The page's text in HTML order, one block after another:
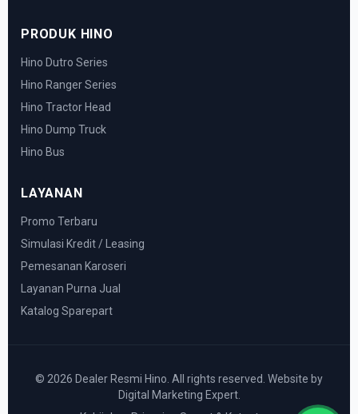
PRODUK HINO
Hino Dutro Series
Hino Ranger Series
Hino Tractor Head
Hino Dump Truck
Hino Bus
LAYANAN
Promo Terbaru
Simulasi Kredit / Leasing
Pemesanan Karoseri
Layanan Purna Jual
Katalog Sparepart
© 2026 Dealer Resmi Hino. All rights reserved. Website by
Digital Marketing Expert.